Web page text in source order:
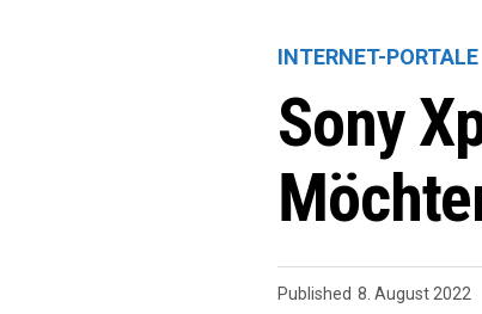
INTERNET-PORTALE
Sony
Published 8. August 2022